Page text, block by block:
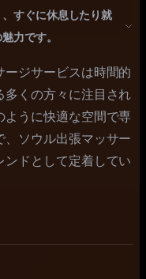
すぐに休息したり就
力です。
ジサービスは時間的
多くの方々に注目され
うに快適な空間で専
ソウル出張マッサー
ンドとして定着してい